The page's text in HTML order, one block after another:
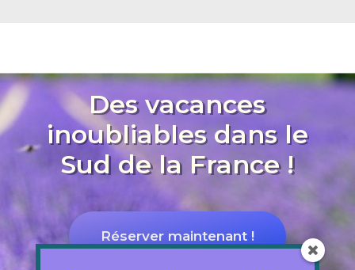
Des vacances
inoubliables dans le
Sud de la France !
Réserver maintenant !